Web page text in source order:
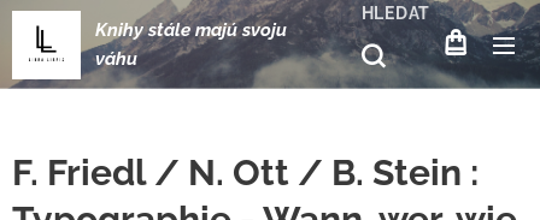
Knihy stále majú svoju
váhu
HLEDAT
F. Friedl / N. Ott / B. Stein :